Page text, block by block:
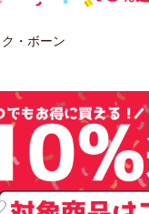
・ボーン